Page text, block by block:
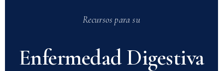
Recursos para su
Enfermedad Digestiva